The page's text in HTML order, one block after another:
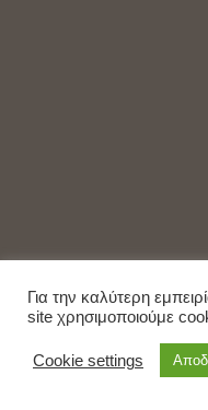
Για την καλύτερη
site χρησιμοποιούμε
Cookie settings